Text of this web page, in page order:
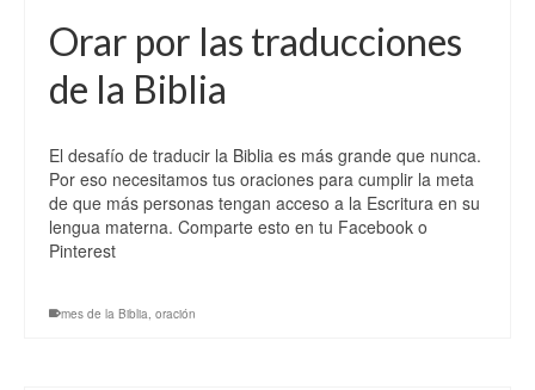
Orar por las traducciones
de la Biblia
El desafío de traducir la Biblia es más grande que nunca.
Por eso necesitamos tus oraciones para cumplir la meta
de que más personas tengan acceso a la Escritura en su
lengua materna. Comparte esto en tu Facebook o
Pinterest
mes de la Biblia oración